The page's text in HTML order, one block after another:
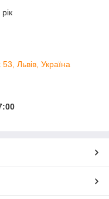
Львів, Україна